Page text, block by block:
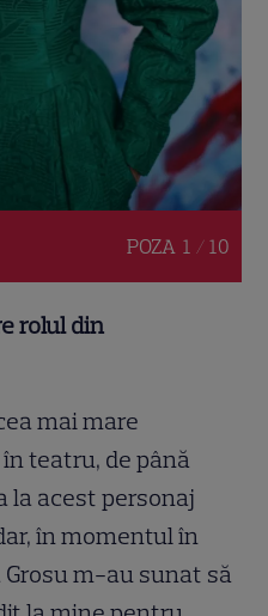
POZA 1 / 10
rolul din
mai mare
teatru, de până
la acest personaj
în momentul în
m-au sunat să